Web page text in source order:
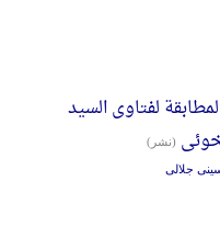
لفتاوی السید
(نشر)
جلالی